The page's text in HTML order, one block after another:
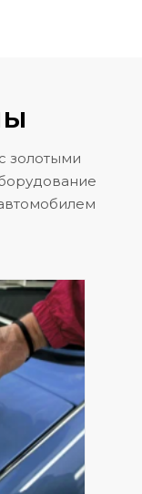
золотыми